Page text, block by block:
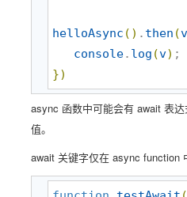
helloAsync ( ) . then (v
console. log (v)
})
async 函数中可能会有 await 表
值。
await 关键字仅在 async function